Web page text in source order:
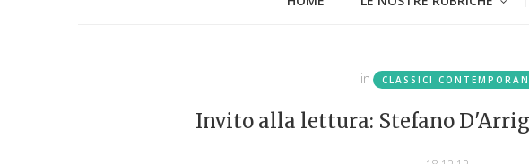
in CLASSICI
Invito alla lettura: Stefano